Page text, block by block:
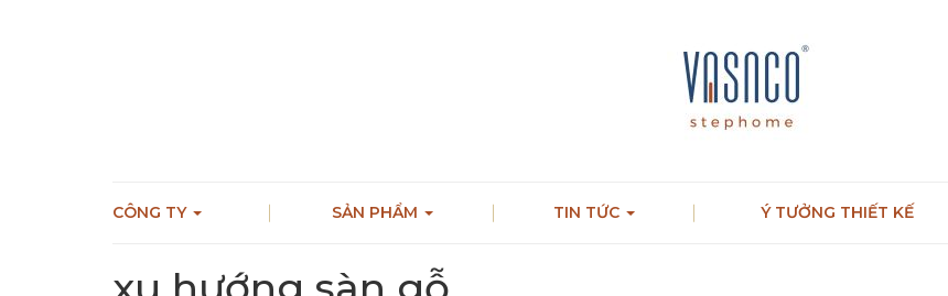
CÔNG TY SẢN PHẨM TIN TỨC Ý TƯỞNG THIẾT KẾ